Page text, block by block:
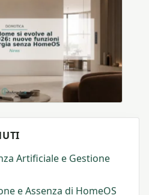
Artificiale e Gestione
e Assenza di HomeOS